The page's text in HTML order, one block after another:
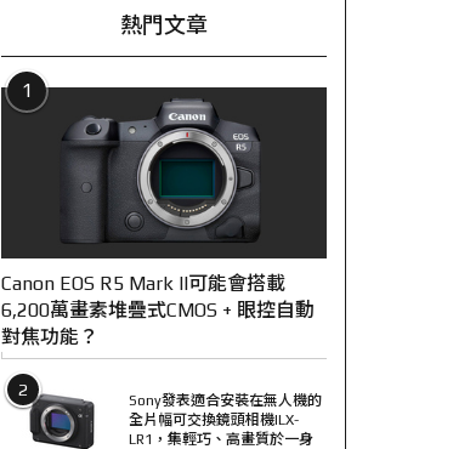
熱門文章
1
Canon EOS R5 Mark II可能會搭載
6,200萬畫素堆疊式CMOS + 眼控自動
對焦功能？
2
Sony發表適合安裝在無人機的
全片幅可交換鏡頭相機ILX-
LR1，集輕巧、高畫質於一身